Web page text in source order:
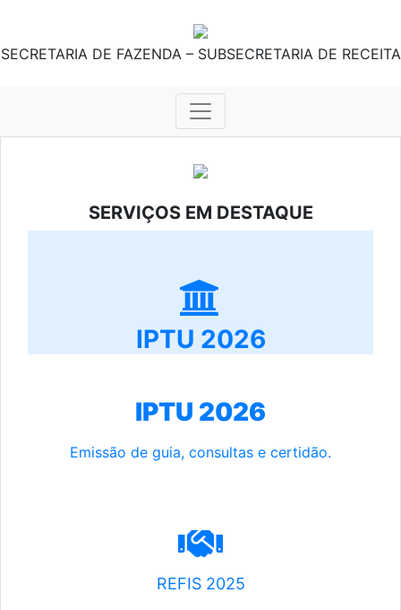
SECRETARIA DE FAZENDA – SUBSECRETARIA DE RECEITA
SERVIÇOS EM DESTAQUE
IPTU 2026
IPTU 2026
Emissão de guia, consultas e certidão.
REFIS 2025